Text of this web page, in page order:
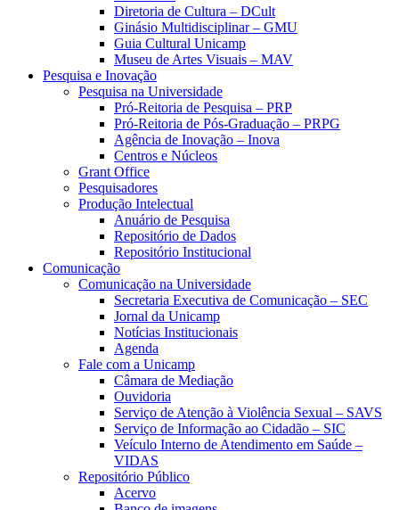
Diretoria de Cultura – DCult
Ginásio Multidisciplinar – GMU
Guia Cultural Unicamp
Museu de Artes Visuais – MAV
Pesquisa e Inovação
Pesquisa na Universidade
Pró-Reitoria de Pesquisa – PRP
Pró-Reitoria de Pós-Graduação – PRPG
Agência de Inovação – Inova
Centros e Núcleos
Grant Office
Pesquisadores
Produção Intelectual
Anuário de Pesquisa
Repositório de Dados
Repositório Institucional
Comunicação
Comunicação na Universidade
Secretaria Executiva de Comunicação – SEC
Jornal da Unicamp
Notícias Institucionais
Agenda
Fale com a Unicamp
Câmara de Mediação
Ouvidoria
Serviço de Atenção à Violência Sexual – SAVS
Serviço de Informação ao Cidadão – SIC
Veículo Interno de Atendimento em Saúde –
VIDAS
Repositório Público
Acervo